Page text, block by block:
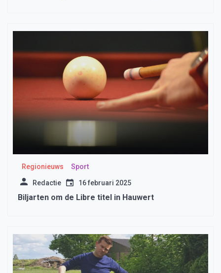
Regionieuws Sport
Redactie 16 februari 2025
Biljarten om de Libre titel in Hauwert